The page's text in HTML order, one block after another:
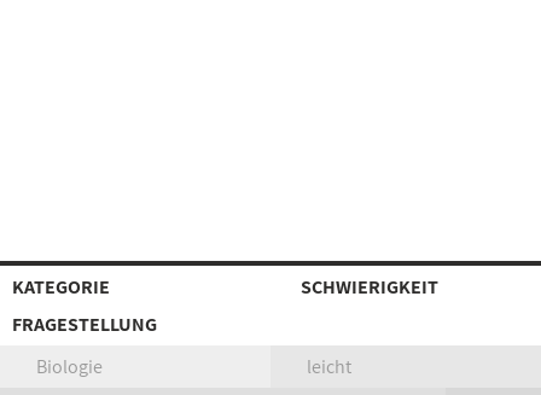
KATEGORIE
SCHWIERIGKEIT
FRAGESTELLUNG
Biologie
leicht